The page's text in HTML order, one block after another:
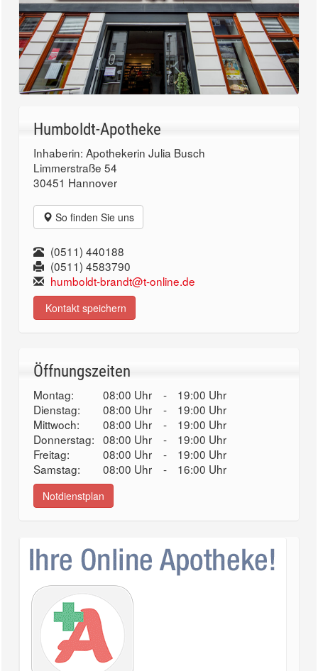
Humboldt-Apotheke
Inhaberin: Apothekerin Julia Busch
Limmerstraße 54
30451 Hannover
So finden Sie uns
(0511) 440188
(0511) 4583790
humboldt-brandt@t-online.de
Kontakt speichern
Öffnungszeiten
Montag: 08:00 Uhr -
19:00 Uhr
Dienstag:
08:00 Uhr -
19:00 Uhr
Mittwoch:
08:00 Uhr -
19:00 Uhr
Donnerstag: 08:00 Uhr -
19:00 Uhr
Freitag:
08:00 Uhr -
19:00 Uhr
Samstag:
08:00 Uhr - 16:00 Uhr
Notdienstplan